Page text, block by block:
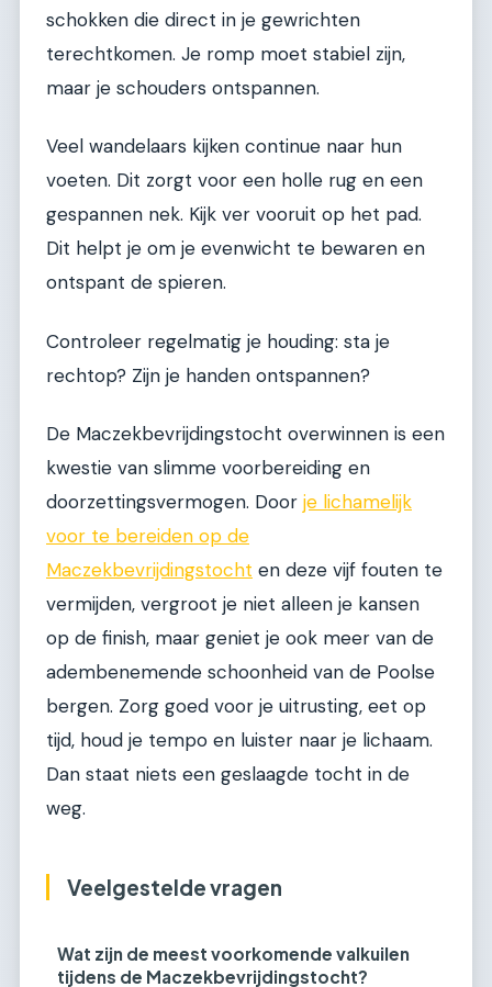
schokken die direct in je gewrichten
terechtkomen. Je romp moet stabiel zijn,
maar je schouders ontspannen.
Veel wandelaars kijken continue naar hun
voeten. Dit zorgt voor een holle rug en een
gespannen nek. Kijk ver vooruit op het pad.
Dit helpt je om je evenwicht te bewaren en
ontspant de spieren.
Controleer regelmatig je houding: sta je
rechtop? Zijn je handen ontspannen?
De Maczekbevrijdingstocht overwinnen is een
kwestie van slimme voorbereiding en
doorzettingsvermogen. Door je lichamelijk
voor te bereiden op de
Maczekbevrijdingstocht en deze vijf fouten te
vermijden, vergroot je niet alleen je kansen
op de finish, maar geniet je ook meer van de
adembenemende schoonheid van de Poolse
bergen. Zorg goed voor je uitrusting, eet op
tijd, houd je tempo en luister naar je lichaam.
Dan staat niets een geslaagde tocht in de
weg.
Veelgestelde vragen
Wat zijn de meest voorkomende valkuilen
tijdens de Maczekbevrijdingstocht?